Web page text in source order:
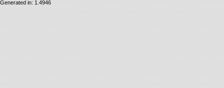
Generated in: 1.4946